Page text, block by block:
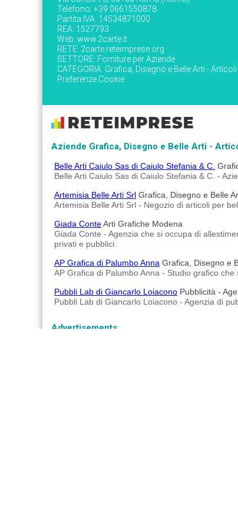
Telefono: +39 0661550878
Partita IVA: 14534871000
REA: 1527793
Web: www.2carte.it
RETE: 2carte.reteimprese.org
SETTORE: Forniture per Aziende
CATEGORIA: Grafica, Disegno e Belle Arti - Articoli
Preferenze Cookie
Aziende Grafica, Disegno e Belle Arti -
Belle Arti Caiulo Sas di Caiulo Stefania & C.
Belle Arti Caiulo Sas di Caiulo Stefania & C. -
Artemisia Belle Arti Srl Grafica, Disegno e Belle
Artemisia Belle Arti Srl - Negozio di articoli per
Giada ConteArti Grafiche Modena
Giada Conte - Agenzia che si occupa di
privati e pubblici.
AP Grafica di Palumbo Anna Grafica, Disegno e
AP Grafica di Palumbo Anna - Studio grafico
Pubbli Lab di Giancarlo Loiacono Pubblicità -
Pubbli Lab di Giancarlo Loiacono - Agenzia di
Advertisements